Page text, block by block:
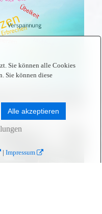
Sie können alle Cookies
Sie können diese
Alle akzeptieren
| Impressum